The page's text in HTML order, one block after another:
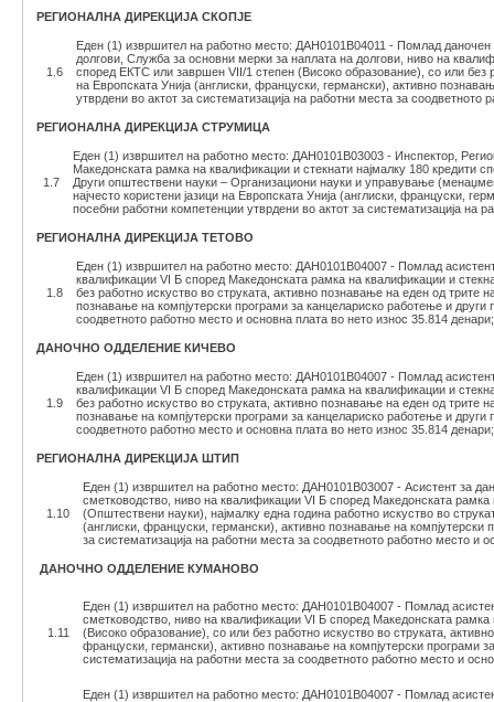
РЕГИОНАЛНА ДИРЕКЦИЈА СКОПЈЕ
1.6
Еден (1) извршител на работно место: ДАН0101В04011 - Помлад
долгови, Служба за основни мерки за наплата на долгови, ниво на
според ЕКТС или завршен VII/1 степен (Високо образование), со или без
на Европската Унија (англиски, француски, германски), активно
утврдени во актот за систематизација на работни места за
РЕГИОНАЛНА ДИРЕКЦИЈА СТРУМИЦА
1.7
Еден (1) извршител на работно место: ДАН0101В03003 - Инспектор,
Македонската рамка на квалификации и стекнати најмалку 180
Други општествени науки – Организациони науки и управување
најчесто користени јазици на Европската Унија (англиски, француски,
посебни работни компетенции утврдени во актот за систематизација на
РЕГИОНАЛНА ДИРЕКЦИЈА ТЕТОВО
1.8
Еден (1) извршител на работно место: ДАН0101В04007 - Помлад
квалификации VI Б според Македонската рамка на квалификации и
без работно искуство во струката, активно познавање на еден од трите
познавање на компјутерски програми за канцелариско работење и
соодветното работно место и основна плата во нето износ 35.814 денари;
ДАНОЧНО ОДДЕЛЕНИЕ КИЧЕВО
1.9
Еден (1) извршител на работно место: ДАН0101В04007 - Помлад
квалификации VI Б според Македонската рамка на квалификации и
без работно искуство во струката, активно познавање на еден од трите
познавање на компјутерски програми за канцелариско работење и
соодветното работно место и основна плата во нето износ 35.814 денари;
РЕГИОНАЛНА ДИРЕКЦИЈА ШТИП
1.10
Еден (1) извршител на работно место: ДАН0101В03007 - Асистент за
сметководство, ниво на квалификации VI Б според Македонската
(Општествени науки), најмалку една година работно искуство во
(англиски, француски, германски), активно познавање на
за систематизација на работни места за соодветното работно место и
ДАНОЧНО ОДДЕЛЕНИЕ КУМАНОВО
1.11
Еден (1) извршител на работно место: ДАН0101В04007 - Помлад
сметководство, ниво на квалификации VI Б според Македонската
(Високо образование), со или без работно искуство во струката,
француски, германски), активно познавање на компјутерски програми
систематизација на работни места за соодветното работно место и
Еден (1) извршител на работно место: ДАН0101В04007 - Помлад